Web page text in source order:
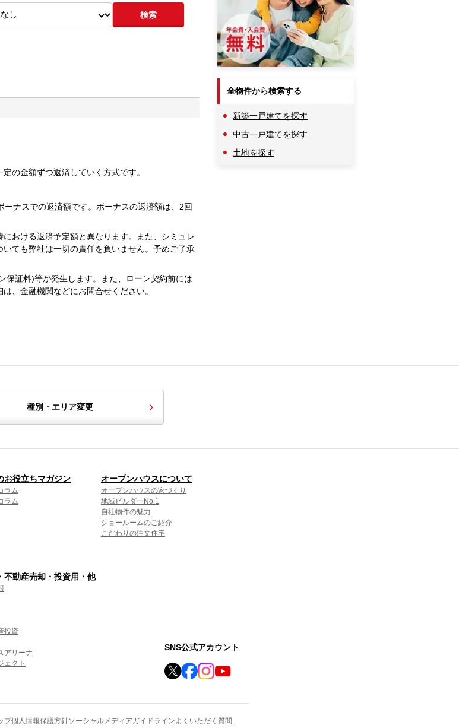
検索
の金額ずつ返済していく方式です。
ナスでの返済額です。ボーナスの返済額は、2回
おける返済予定額と異なります。また、シミュレ
ても弊社は一切の責任を負いません。予めご了承
保証料)等が発生します。また、ローン契約前には
、金融機関などにお問合せください。
全物件から検索する
新築一戸建てを探す
中古一戸建てを探す
土地を探す
種別・エリア変更
お役立ちマガジン
ラム
ラム
オープンハウスについて
オープンハウスの家づくり
地域ビルダーNo.1
自社物件の魅力
ショールームのご紹介
こだわりの注文住宅
不動産売却・投資用・他
投資
アリーナ
ェクト
SNS公式アカウント
プ個人情報保護方針ソーシャルメディアガイドラインよくいただく質問